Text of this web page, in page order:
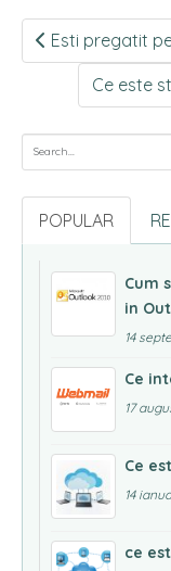
Post
navigation
Esti pregatit
Ce este
Search for:
POPULAR
Cum
in
14
Ce
17
Ce
14
ce